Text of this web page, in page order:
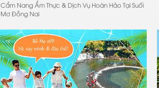
Cẩm Nang Ẩm Thực & Dịch Vụ Hoàn Hảo Tại Suối
Mơ Đồng Nai